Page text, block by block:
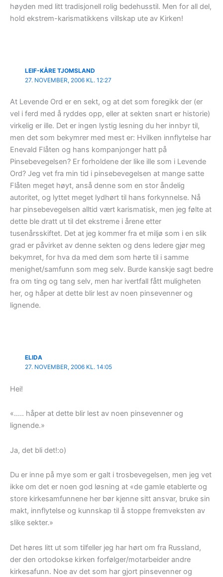
høyden med litt tradisjonell rolig bedehusstil. Men for all del,
hold ekstrem-karismatikkens villskap ute av Kirken!
LEIF-KÅRE TJOMSLAND
27. NOVEMBER, 2006 KL. 12:27
At Levende Ord er en sekt, og at det som foregikk der (er
vel i ferd med å ryddes opp, eller at sekten snart er historie)
virkelig er ille. Det er ingen lystig lesning du her innbyr til,
men det som bekymrer med mest er: Hvilken innflytelse har
Enevald Flåten og hans kompanjonger hatt på
Pinsebevegelsen? Er forholdene der like ille som i Levende
Ord? Jeg vet fra min tid i pinsebevegelsen at mange satte
Flåten meget høyt, anså denne som en stor åndelig
autoritet, og lyttet meget lydhørt til hans forkynnelse. Nå
har pinsebevegelsen alltid vært karismatisk, men jeg følte at
dette ble dratt ut til det ekstreme i årene etter
tusenårsskiftet. Det at jeg kommer fra et miljø som i en slik
grad er påvirket av denne sekten og dens ledere gjør meg
bekymret, for hva da med dem som hørte til i samme
menighet/samfunn som meg selv. Burde kanskje sagt bedre
fra om ting og tang selv, men har ivertfall fått muligheten
her, og håper at dette blir lest av noen pinsevenner og
lignende.
ELIDA
27. NOVEMBER, 2006 KL. 14:05
Hei!
«….. håper at dette blir lest av noen pinsevenner og
lignende.»
Ja, det bli det!:o)
Du er inne på mye som er galt i trosbevegelsen, men jeg vet
ikke om det er noen god løsning at «de gamle etablerte og
store kirkesamfunnene her bør kjenne sitt ansvar, bruke sin
makt, innflytelse og kunnskap til å stoppe fremveksten av
slike sekter.»
Det høres litt ut som tilfeller jeg har hørt om fra Russland,
der den ortodokse kirken forfølger/motarbeider andre
kirkesafunn. Noe av det som har gjort pinsevenner og